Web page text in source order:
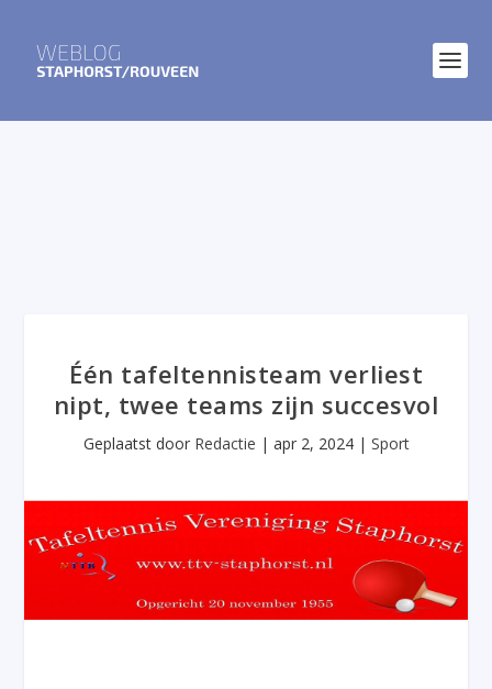
Één tafeltennisteam verliest
nipt, twee teams zijn succesvol
Geplaatst door Redactie | apr 2, 2024| Sport